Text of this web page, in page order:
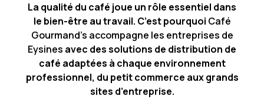
La qualité du café joue un rôle essentiel dans
le bien-être au travail. C’est pourquoi Café
Gourmand’s accompagne les entreprises de
Eysines avec des solutions de distribution de
café adaptées à chaque environnement
professionnel, du petit commerce aux grands
sites d’entreprise.